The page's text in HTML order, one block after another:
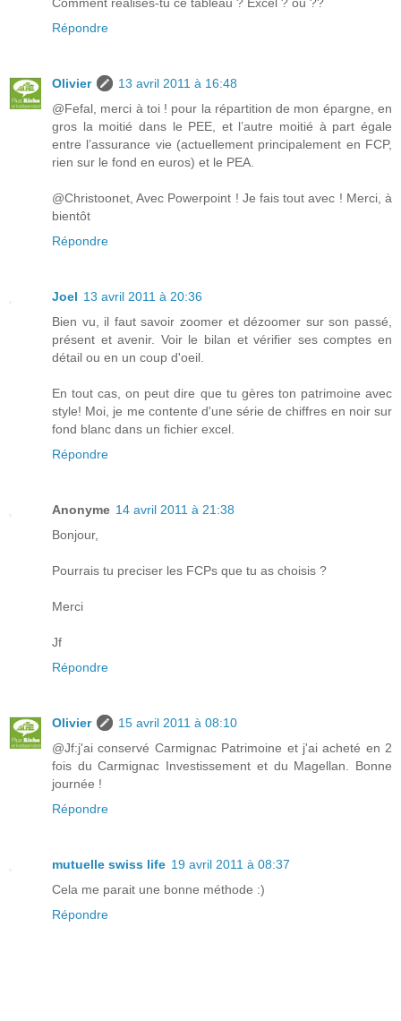
Répondre
Olivier
13 avril 2011 à 16:48
@Fefal, merci à toi ! pour la répartition de mon épargne, en
gros la moitié dans le PEE, et l’autre moitié à part égale
entre l’assurance vie (actuellement principalement en FCP,
rien sur le fond en euros) et le PEA.
@Christoonet, Avec Powerpoint ! Je fais tout avec ! Merci, à
bientôt
Répondre
Joel 13 avril 2011 à 20:36
Bien vu, il faut savoir zoomer et dézoomer sur son passé,
présent et avenir. Voir le bilan et vérifier ses comptes en
détail ou en un coup d'oeil.
En tout cas, on peut dire que tu gères ton patrimoine avec
style! Moi, je me contente d'une série de chiffres en noir sur
fond blanc dans un fichier excel.
Répondre
Anonyme 14 avril 2011 à 21:38
Bonjour,
Pourrais tu preciser les FCPs que tu as choisis ?
Merci
Jf
Répondre
Olivier
15 avril 2011 à 08:10
@Jf:j'ai conservé Carmignac Patrimoine et j'ai acheté en 2
fois du Carmignac Investissement et du Magellan. Bonne
journée !
Répondre
mutuelle swiss life 19 avril 2011 à 08:37
Cela me parait une bonne méthode :)
Répondre